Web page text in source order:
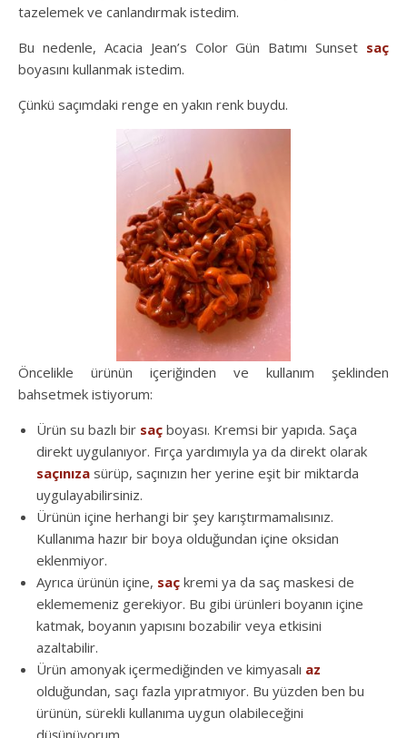
tazelemek ve canlandırmak istedim.
Bu nedenle, Acacia Jean’s Color Gün Batımı Sunset saç
boyasını kullanmak istedim.
Çünkü saçımdaki renge en yakın renk buydu.
Öncelikle ürünün içeriğinden ve kullanım şeklinden
bahsetmek istiyorum:
Ürün su bazlı bir saç boyası. Kremsi bir yapıda. Saça
direkt uygulanıyor. Fırça yardımıyla ya da direkt olarak
saçınıza sürüp, saçınızın her yerine eşit bir miktarda
uygulayabilirsiniz.
Ürünün içine herhangi bir şey karıştırmamalısınız.
Kullanıma hazır bir boya olduğundan içine oksidan
eklenmiyor.
Ayrıca ürünün içine, saç kremi ya da saç maskesi de
eklememeniz gerekiyor. Bu gibi ürünleri boyanın içine
katmak, boyanın yapısını bozabilir veya etkisini
azaltabilir.
Ürün amonyak içermediğinden ve kimyasalı az
olduğundan, saçı fazla yıpratmıyor. Bu yüzden ben bu
ürünün, sürekli kullanıma uygun olabileceğini
düşünüyorum.